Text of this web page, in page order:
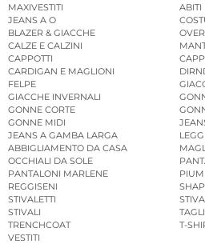
MAXIVESTITI
ABITI
JEANS A O
BLAZER & GIACCHE
CALZE E CALZINI
CAPPOTTI
CARDIGAN E MAGLIONI
FELPE
GIACCHE INVERNALI
GONNE CORTE
GONNE MIDI
JEANS A GAMBA LARGA
ABBIGLIAMENTO DA CASA
OCCHIALI DA SOLE
PANTALONI MARLENE
REGGISENI
STIVALETTI
STIVALI
TRENCHCOAT
T-
VESTITI